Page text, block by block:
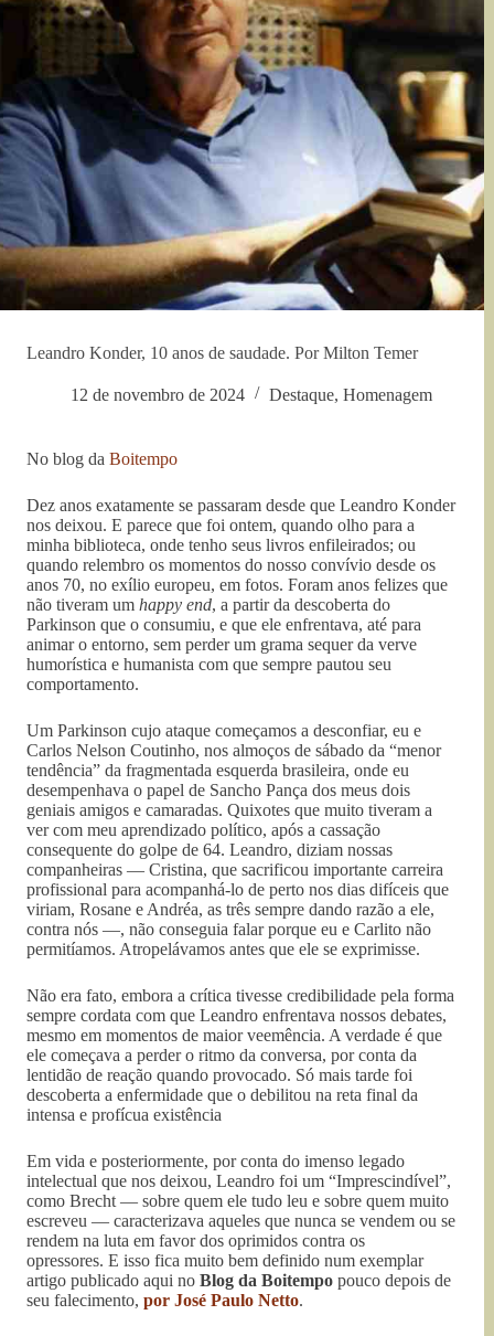
Leandro Konder, 10 anos de saudade. Por Milton Temer
12 de novembro de 2024 Destaque, Homenagem
No blog da Boitempo
Dez anos exatamente se passaram desde que Leandro Konder
nos deixou. E parece que foi ontem, quando olho para a
minha biblioteca, onde tenho seus livros enfileirados; ou
quando relembro os momentos do nosso convívio desde os
anos 70, no exílio europeu, em fotos. Foram anos felizes que
não tiveram um happy end, a partir da descoberta do
Parkinson que o consumiu, e que ele enfrentava, até para
animar o entorno, sem perder um grama sequer da verve
humorística e humanista com que sempre pautou seu
comportamento.
Um Parkinson cujo ataque começamos a desconfiar, eu e
Carlos Nelson Coutinho, nos almoços de sábado da “menor
tendência” da fragmentada esquerda brasileira, onde eu
desempenhava o papel de Sancho Pança dos meus dois
geniais amigos e camaradas. Quixotes que muito tiveram a
ver com meu aprendizado político, após a cassação
consequente do golpe de 64. Leandro, diziam nossas
companheiras — Cristina, que sacrificou importante carreira
profissional para acompanhá-lo de perto nos dias difíceis que
viriam, Rosane e Andréa, as três sempre dando razão a ele,
contra nós —, não conseguia falar porque eu e Carlito não
permitíamos. Atropelávamos antes que ele se exprimisse.
Não era fato, embora a crítica tivesse credibilidade pela forma
sempre cordata com que Leandro enfrentava nossos debates,
mesmo em momentos de maior veemência. A verdade é que
ele começava a perder o ritmo da conversa, por conta da
lentidão de reação quando provocado. Só mais tarde foi
descoberta a enfermidade que o debilitou na reta final da
intensa e profícua existência
Em vida e posteriormente, por conta do imenso legado
intelectual que nos deixou, Leandro foi um “Imprescindível”,
como Brecht — sobre quem ele tudo leu e sobre quem muito
escreveu — caracterizava aqueles que nunca se vendem ou se
rendem na luta em favor dos oprimidos contra os
opressores. E isso fica muito bem definido num exemplar
artigo publicado aqui no Blog da Boitempo pouco depois de
seu falecimento, por José Paulo Netto.